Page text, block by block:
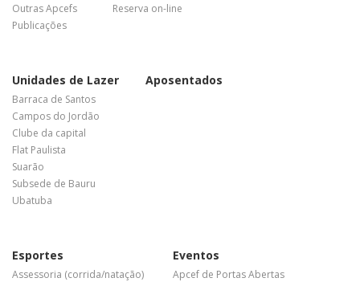
Outras Apcefs
Publicações
Reserva on-line
Unidades de Lazer
Barraca de Santos
Campos do Jordão
Clube da capital
Flat Paulista
Suarão
Subsede de Bauru
Ubatuba
Aposentados
Esportes
Assessoria (corrida/natação)
Eventos
Apcef de Portas Abertas